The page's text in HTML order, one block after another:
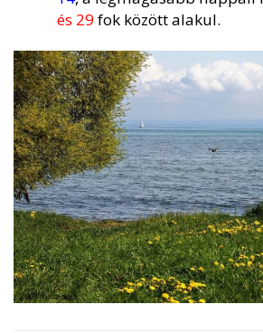
és 29fok között alakul.